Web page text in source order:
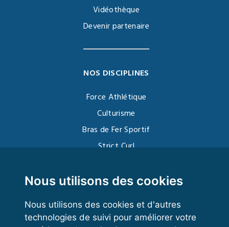
Nous utilisons des cookies
Nous utilisons des cookies et d'autres
technologies de suivi pour améliorer votre
Vidéothèque
Devenir partenaire
NOS DISCIPLINES
Force Athlétique
Culturisme
Bras de Fer Sportif
Strict Curl
Kettlebell